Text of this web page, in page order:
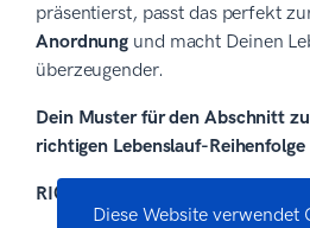
präsentierst, passt das perfekt
Anordnung und macht Deinen
überzeugender.
Dein Muster für den Abschnitt
richtigen Lebenslauf-Reihenfolge
RICHTIG
Diese Website verwendet